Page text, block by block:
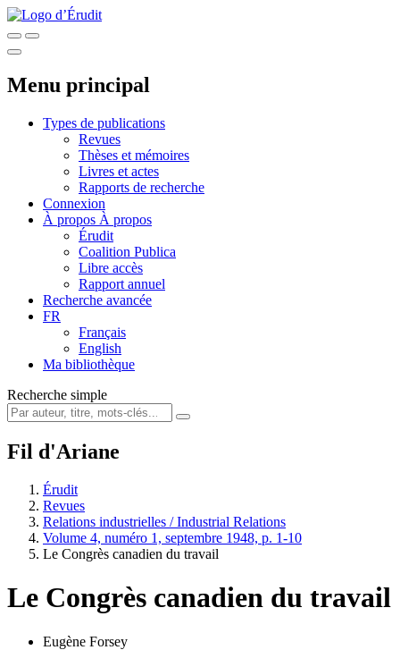
Menu principal
Types de publications
Revues
Thèses et mémoires
Livres et actes
Rapports de recherche
Connexion
À propos À propos
Érudit
Coalition Publica
Libre accès
Rapport annuel
Recherche avancée
FR
Français
English
Ma bibliothèque
Recherche simple
Fil d'Ariane
Érudit
Revues
Relations industrielles / Industrial Relations
Volume 4, numéro 1, septembre 1948, p. 1-10
Le Congrès canadien du travail
Le Congrès canadien du travail
Eugène Forsey